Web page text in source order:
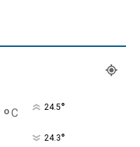
°C 24.5°
24.3°